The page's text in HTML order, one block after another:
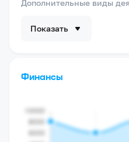
Дополнительные виды
Показать
Финансы